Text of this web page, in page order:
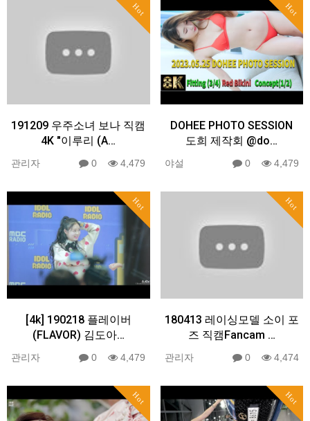
Hot
191209 우주소녀 보나 직캠
4K "이루리 (A…
관리자 0 4,479
Hot
DOHEE PHOTO SESSION
도희 제작회 @do…
야설 0 4,479
Hot
[4k] 190218 플레이버
(FLAVOR) 김도아…
관리자 0 4,479
Hot
180413 레이싱모델 소이 포
즈 직캠Fancam …
관리자 0 4,474
Hot Hot